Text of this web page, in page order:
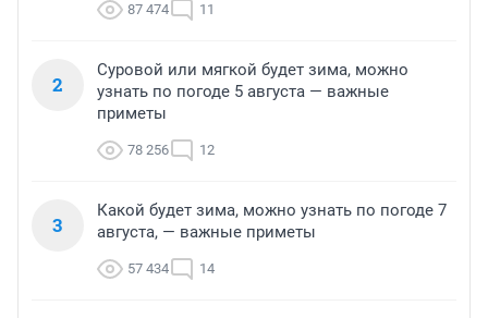
87 474 11
2
Суровой или мягкой будет зима, можно
узнать по погоде 5 августа — важные
приметы
78 256 12
3
Какой будет зима, можно узнать по погоде 7
августа, — важные приметы
57 434 14